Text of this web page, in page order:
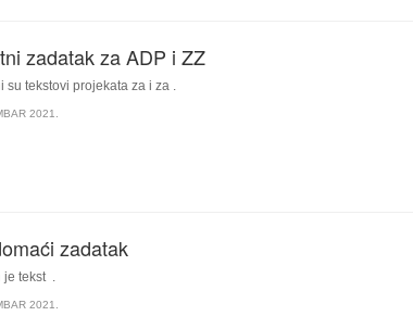
zadatak za ADP i ZZ
su tekstovi projekata za i za .
2021.
zadatak
je tekst .
2021.